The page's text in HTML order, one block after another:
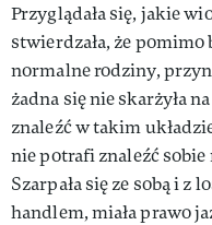
Przyglądała się, jakie
stwierdzała, że pomimo
normalne rodziny,
żadna się nie skarżyła
znaleźć w takim
nie potrafi znaleźć
Szarpała się ze sobą i z
handlem, miała prawo